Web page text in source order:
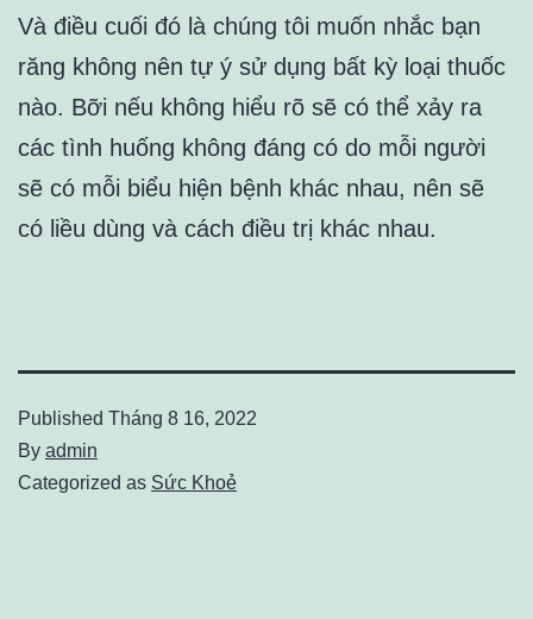
Và điều cuối đó là chúng tôi muốn nhắc bạn
răng không nên tự ý sử dụng bất kỳ loại thuốc
nào. Bỡi nếu không hiểu rõ sẽ có thể xảy ra
các tình huống không đáng có do mỗi người
sẽ có mỗi biểu hiện bệnh khác nhau, nên sẽ
có liều dùng và cách điều trị khác nhau.
Published Tháng 8 16, 2022
By admin
Categorized as Sức Khoẻ